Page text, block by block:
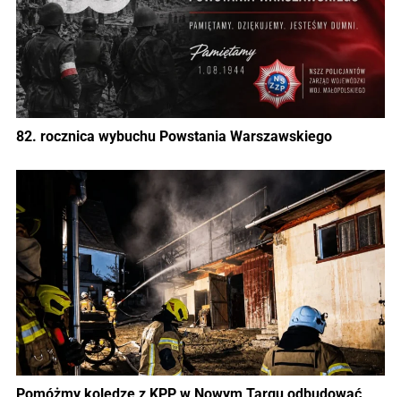
82. rocznica wybuchu Powstania Warszawskiego